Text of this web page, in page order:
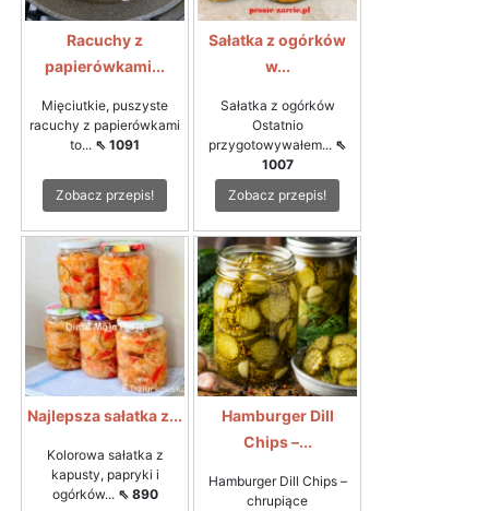
Racuchy z
papierówkami...
Mięciutkie, puszyste
racuchy z papierówkami
to... ⇖ 1091
Zobacz przepis!
Sałatka z ogórków
w...
Sałatka z ogórków
Ostatnio
przygotowywałem... ⇖
1007
Zobacz przepis!
Najlepsza sałatka z...
Kolorowa sałatka z
kapusty, papryki i
ogórków... ⇖ 890
Hamburger Dill
Chips –...
Hamburger Dill Chips –
chrupiące